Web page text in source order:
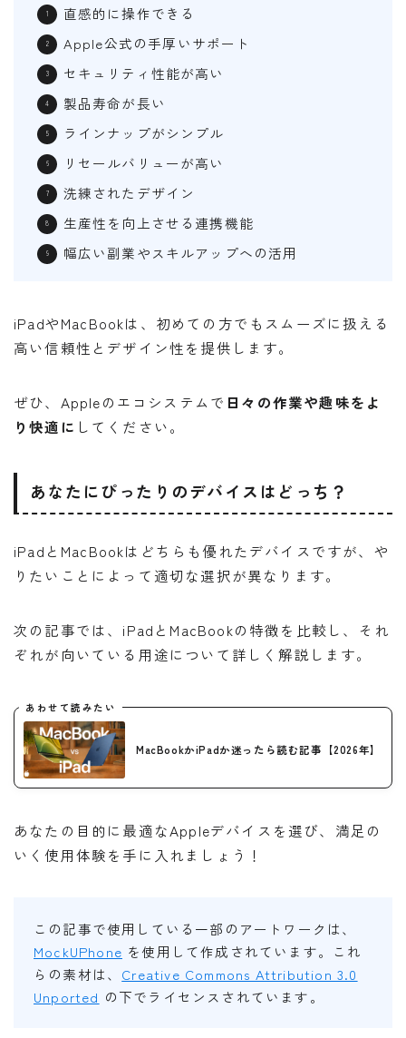
直感的に操作できる
Apple公式の手厚いサポート
セキュリティ性能が高い
製品寿命が長い
ラインナップがシンプル
リセールバリューが高い
洗練されたデザイン
生産性を向上させる連携機能
幅広い副業やスキルアップへの活用
iPadやMacBookは、初めての方でもスムーズに扱える
高い信頼性とデザイン性を提供します。
ぜひ、Appleのエコシステムで 日々の作業や趣味をよ
り快適に してください。
あなたにぴったりのデバイスはどっち？
iPadとMacBookはどちらも優れたデバイスですが、や
りたいことによって適切な選択が異なります。
次の記事では、iPadとMacBookの特徴を比較し、それ
ぞれが向いている用途について詳しく解説します。
あわせて読みたい
MacBookかiPadか迷ったら読む記事【2026年】
あなたの目的に最適なAppleデバイスを選び、満足の
いく使用体験を手に入れましょう！
この記事で使用している一部のアートワークは、
MockUPhone を使用して作成されています。これ
らの素材は、 Creative Commons Attribution 3.0
Unported の下でライセンスされています。